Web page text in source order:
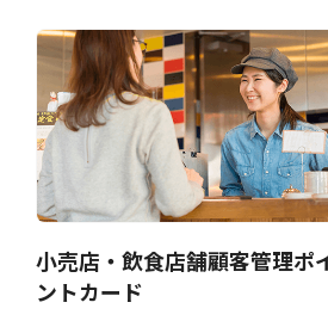
小売店・飲食店舗顧客管理ポ
ントカード